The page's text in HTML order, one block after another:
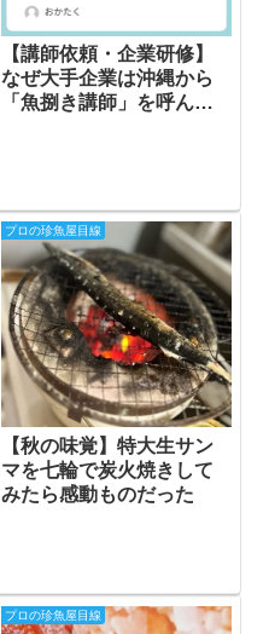
【講師依頼・企業研修】
なぜ大手企業は沖縄から
「魚捌き講師」を呼んだ
プロの珍魚屋目線
【秋の味覚】特大生サン
マを七輪で炭火焼きして
みたら感動ものだった
プロの珍魚屋目線